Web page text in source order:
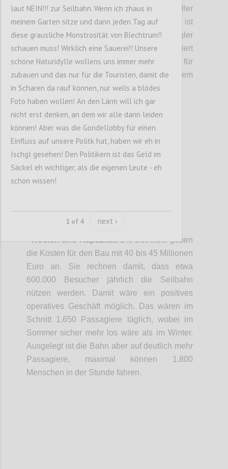
Gastronomieangebot und Service für Radler
ausgebaut werden. Auf dem Kahlenberg ist
ein Angebot für Touristen und Ausflügler
angedacht: In die Bergstation integriert
werden sollen ein Souvenirshop, ein Markt für
regionale Anbieter, etwa aus dem
Wienerwald, und ein Restaurant.
• Kosten und Kapazität: Die Betreiber geben
die Kosten für den Bau mit 40 bis 45 Millionen
Euro an. Sie rechnen damit, dass etwa
600.000 Besucher jährlich die Seilbahn
nützen werden. Damit wäre ein positives
operatives Geschäft möglich. Das wären im
Schnitt 1.650 Passagiere täglich, wobei im
Sommer sicher mehr los wäre als im Winter.
Ausgelegt ist die Bahn aber auf deutlich mehr
Passagiere, maximal können 1.800
Menschen in der Stunde fahren.
laut NEIN!!! zur Seilbahn. Wenn ich zhaus in
meinem Garten sitze und dann jeden Tag auf
diese grausliche Monstrosität von Blechtrum!!
schauen muss! Wirklich eine Sauerei!! Unsere
schöne Naturidylle wollens uns immer mehr
zubauen und das nur für die Touristen, damit die
in Scharen da rauf können, nur weils a blödes
Foto haben wollen! An den Lärm will ich gar
nicht erst denken, an dem wir alle dann leiden
können! Aber was die Gondellobby für einen
Einfluss auf unsere Politk hat, haben wir eh in
Ischgl gesehen! Den Politikern ist das Geld im
Säckel eh wichtiger, als die eigenen Leute - eh
schon wissen!
1 of 4 next ›